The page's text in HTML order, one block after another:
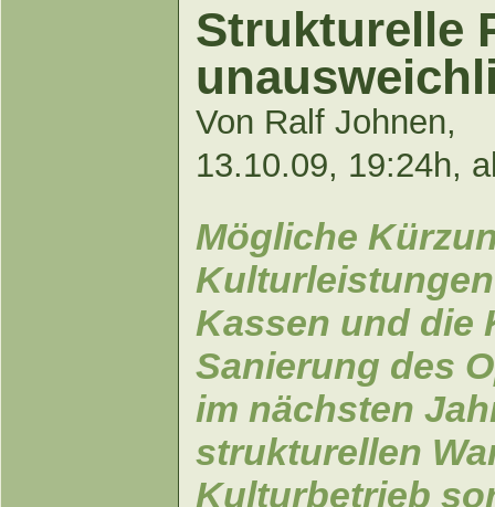
Strukturelle
Von Ralf Johnen,
13.10.09, 19:24h,
Mögliche
Kassen und die
Sanierung des
im nächsten
strukturellen
Kulturbetrieb